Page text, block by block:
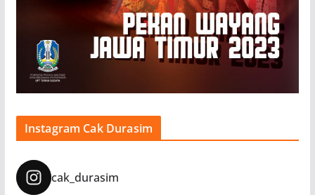
Instagram Cak Durasim
cak_durasim